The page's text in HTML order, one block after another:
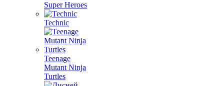
Super Heroes
Technic
Teenage
Mutant Ninja
Turtles